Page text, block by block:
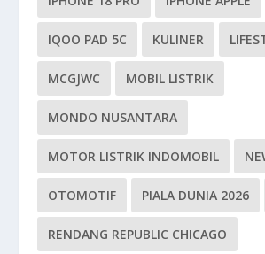
IQOO PAD 5C KULINER
MCGJWC MOBIL LISTRIK
MONDO NUSANTARA
MOTOR LISTRIK INDOMOBIL
OTOMOTIF PIALA DUNIA 2026
RENDANG REPUBLIC CHICAGO